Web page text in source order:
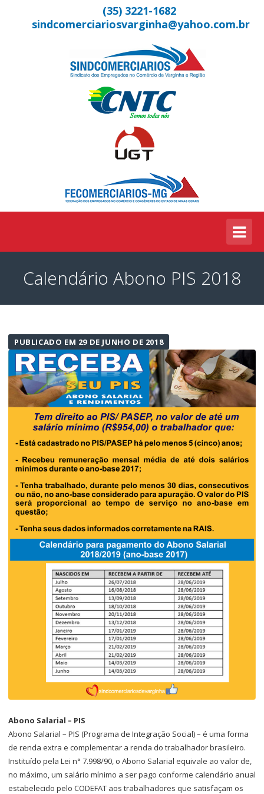
(35) 3221-1682
sindcomerciariosvarginha@yahoo.com.br
Calendário Abono PIS 2018
PUBLICADO EM 29 DE JUNHO DE 2018
Abono Salarial – PIS
Abono Salarial – PIS (Programa de Integração Social) – é uma forma
de renda extra e complementar a renda do trabalhador brasileiro.
​Instituído pela Lei n° 7.998/90, o Abono Salarial equivale ao valor de,
no máximo, um salário mínimo a ser pago conforme calendário anual
estabelecido pelo CODEFAT aos trabalhadores que satisfaçam os